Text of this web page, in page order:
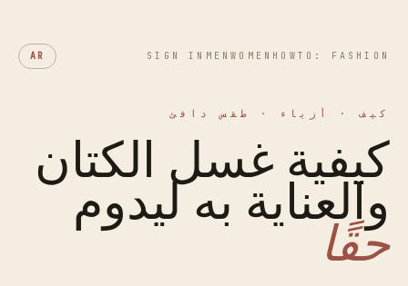
HOWTO: FASHION
WOMEN
MEN
SIGN IN
AR
كيف · أزياء · طقس دافئ
كيفية غسل الكتان
والعناية به ليدوم
حقًا